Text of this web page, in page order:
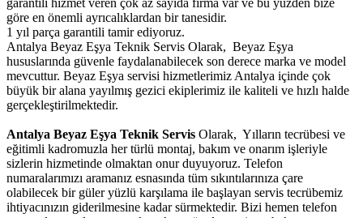
göre en önemli ayrıcalıklardan bir tanesidir.
1 yıl parça garantili tamir ediyoruz.
Antalya Beyaz Eşya Teknik Servis Olarak, Beyaz Eşya
hususlarında güvenle faydalanabilecek son derece marka ve model
mevcuttur. Beyaz Eşya servisi hizmetlerimiz Antalya içinde çok
büyük bir alana yayılmış gezici ekiplerimiz ile kaliteli ve hızlı halde
gerçekleştirilmektedir.
Antalya Beyaz Eşya Teknik Servis Olarak, Yılların tecrübesi ve
eğitimli kadromuzla her türlü montaj, bakım ve onarım işleriyle
sizlerin hizmetinde olmaktan onur duyuyoruz. Telefon
numaralarımızı aramanız esnasında tüm sıkıntılarınıza çare
olabilecek bir güler yüzlü karşılama ile başlayan servis tecrübemiz
ihtiyacınızın giderilmesine kadar sürmektedir. Bizi hemen telefon